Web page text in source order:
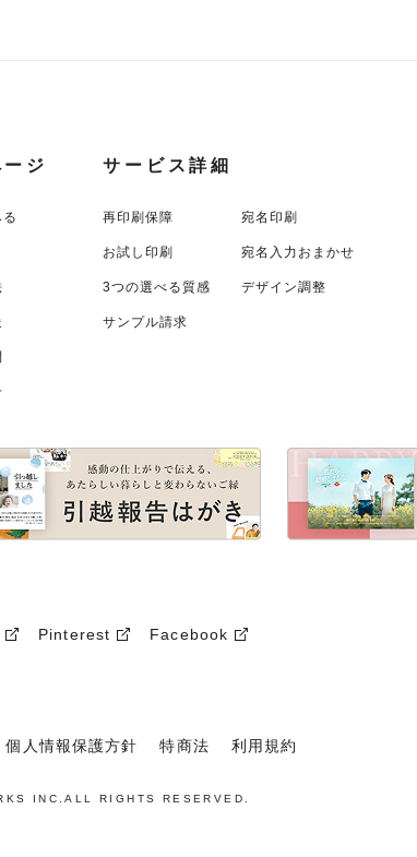
ージ サービス詳細
再印刷保障 宛名印刷
お試し印刷 宛名入力おまかせ
3つの選べる質感 デザイン調整
サンプル請求
Pinterest Facebook
個人情報保護方針 特商法 利用規約
INC.ALL RIGHTS RESERVED.